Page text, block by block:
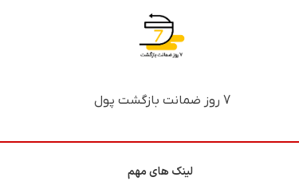
7 روز ضمانت بازگشت پول
لینک های مهم